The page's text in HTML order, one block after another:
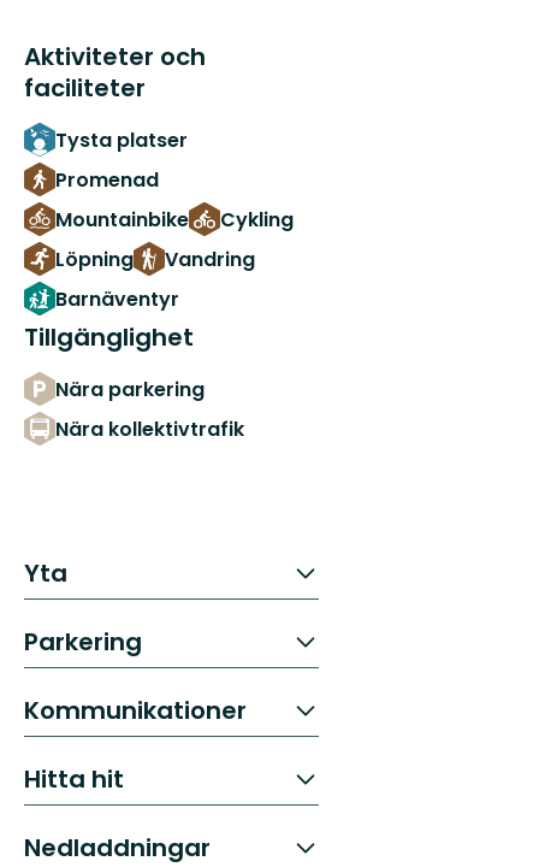
Aktiviteter och
faciliteter
Tysta platser
Promenad
Mountainbike
Cykling
Löpning
Vandring
Barnäventyr
Tillgänglighet
Nära parkering
Nära kollektivtrafik
Yta
Parkering
Kommunikationer
Hitta hit
Nedladdningar